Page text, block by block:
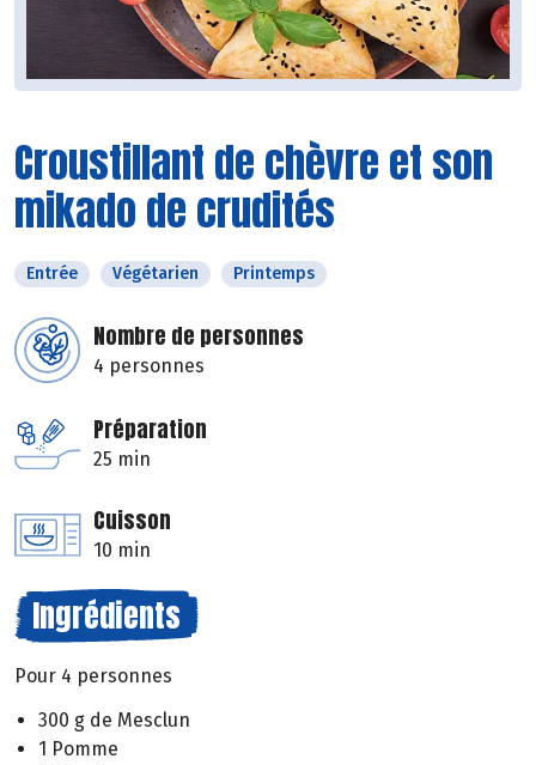
Croustillant de chèvre et son
mikado de crudités
Entrée Végétarien Printemps
Nombre de personnes
4 personnes
Préparation
25 min
Cuisson
10 min
Ingrédients
Pour 4 personnes
300 g de Mesclun
1 Pomme